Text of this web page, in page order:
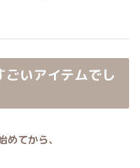
ごいアイテムでし
てから、